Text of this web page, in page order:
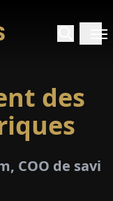
des
COO de savi